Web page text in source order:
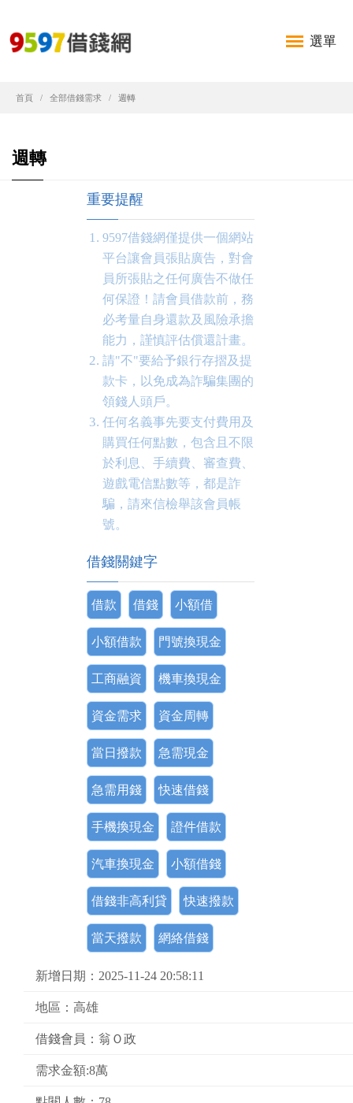
選單
首頁 全部借錢需求 週轉
週轉
重要提醒
9597借錢網僅提供一個網站
平台讓會員張貼廣告，對會
員所張貼之任何廣告不做任
何保證！請會員借款前，務
必考量自身還款及風險承擔
能力，謹慎評估償還計畫。
請"不"要給予銀行存摺及提
款卡，以免成為詐騙集團的
領錢人頭戶。
任何名義事先要支付費用及
購買任何點數，包含且不限
於利息、手續費、審查費、
遊戲電信點數等，都是詐
騙，請來信檢舉該會員帳
號。
借錢關鍵字
借款 借錢 小額借
小額借款 門號換現金
工商融資 機車換現金
資金需求 資金周轉
當日撥款 急需現金
急需用錢 快速借錢
手機換現金 證件借款
汽車換現金 小額借錢
借錢非高利貸 快速撥款
當天撥款 網絡借錢
新增日期：2025-11-24 20:58:11
地區：高雄
借錢會員：翁Ｏ政
需求金額:8萬